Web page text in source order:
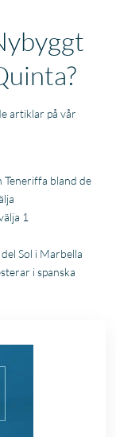
artiklar på vår
Teneriffa bland de
1
Sol i Marbella
i spanska